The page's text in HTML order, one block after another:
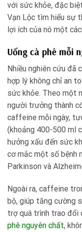
với sức khỏe, đặc
Vạn Lộc tìm hiểu sự
lợi ích của nó một
Uống cà phê mỗi
Nhiều nghiên cứu đã
hợp lý không chỉ an
sức khỏe. Theo một
người trưởng thành
caffeine mỗi ngày,
(khoảng 400-500 ml
hưởng xấu đến sức
cơ mắc một số bệnh
Parkinson và
Ngoài ra, caffeine
bộ, giúp tăng cường
trợ quá trình trao đổi
phê nguyên chất,